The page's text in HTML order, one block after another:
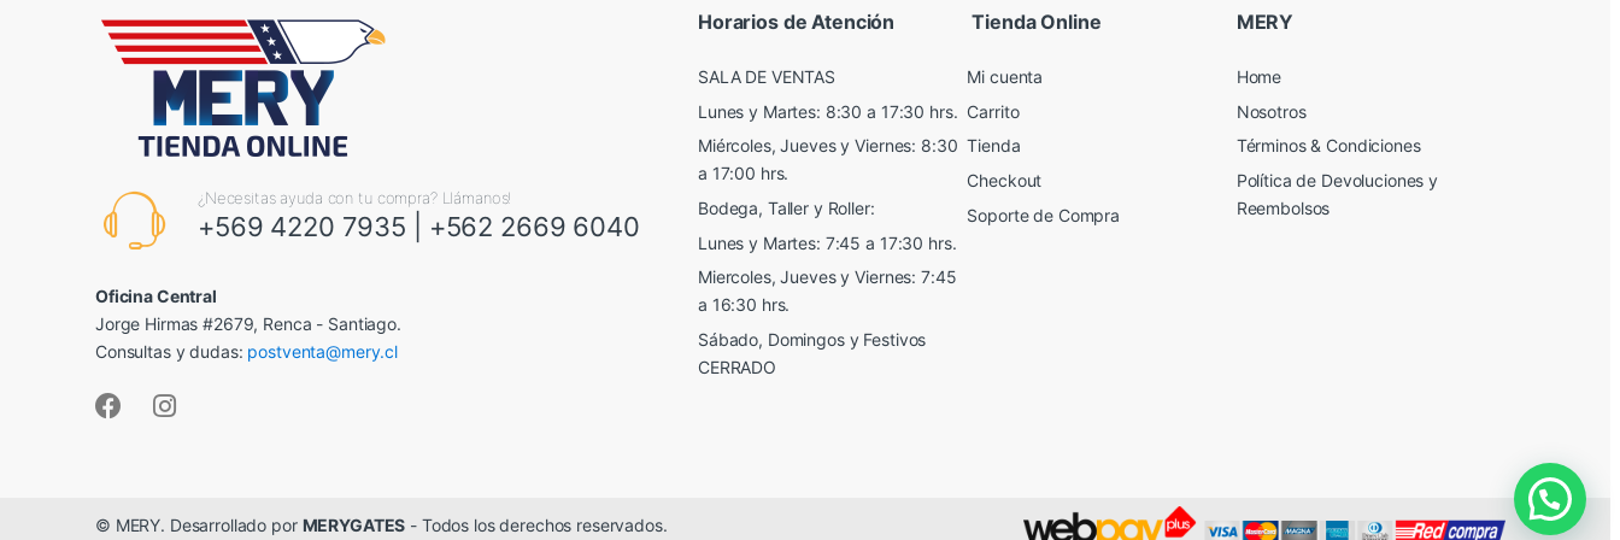
¿Necesitas ayuda con tu compra? Llámanos!
+569 4220 7935 +562 2669 6040
Oficina Central
Jorge Hirmas #2679, Renca - Santiago.
Consultas y dudas: postventa@mery.cl
Horarios de Atención
SALA DE VENTAS
Lunes y Martes: 8:30 a 17:30 hrs.
Miércoles, Jueves y Viernes: 8:30
a 17:00 hrs.
Bodega, Taller y Roller:
Lunes y Martes: 7:45 a 17:30 hrs.
Miercoles, Jueves y Viernes: 7:45
a 16:30 hrs.
Sábado, Domingos y Festivos
CERRADO
Tienda Online
Mi cuenta
Carrito
Tienda
Checkout
Soporte de Compra
MERY
Home
Nosotros
Términos & Condiciones
Política de Devoluciones y
Reembolsos
© MERY. Desarrollado por MERYGATES - Todos los derechos reservados.